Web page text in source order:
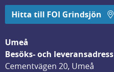
Hitta till FOI Grindsjön
Umeå
Besöks- och leveransadress
Cementvägen 20, Umeå